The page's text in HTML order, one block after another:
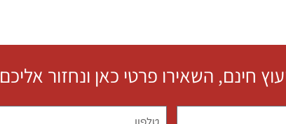
חינם, השאירו פרטי כאן ונחזור אליכם